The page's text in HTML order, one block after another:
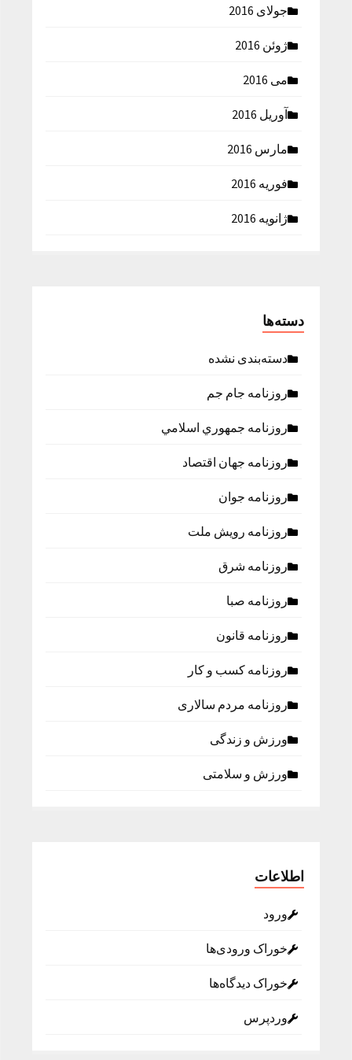
جولای 2016
ژوئن 2016
می 2016
آوریل 2016
مارس 2016
فوریه 2016
ژانویه 2016
دسته‌ها
دسته‌بندی نشده
روزنامه جام جم
روزنامه جمهوري اسلامي
روزنامه جهان اقتصاد
روزنامه جوان
روزنامه رویش ملت
روزنامه شرق
روزنامه صبا
روزنامه قانون
روزنامه كسب و كار
روزنامه مردم سالاری
ورزش و زندگی
ورزش و سلامتی
اطلاعات
ورود
خوراک ورودی‌ها
خوراک دیدگاه‌ها
وردپرس